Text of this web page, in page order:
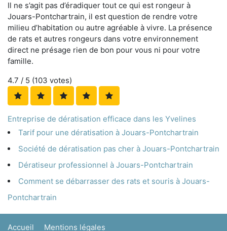
Il ne s’agit pas d’éradiquer tout ce qui est rongeur à
Jouars-Pontchartrain, il est question de rendre votre
milieu d’habitation ou autre agréable à vivre. La présence
de rats et autres rongeurs dans votre environnement
direct ne présage rien de bon pour vous ni pour votre
famille.
4.7 / 5 (103 votes)
Entreprise de dératisation efficace dans les Yvelines
Tarif pour une dératisation à Jouars-Pontchartrain
Société de dératisation pas cher à Jouars-Pontchartrain
Dératiseur professionnel à Jouars-Pontchartrain
Comment se débarrasser des rats et souris à Jouars-
Pontchartrain
Accueil Mentions légales